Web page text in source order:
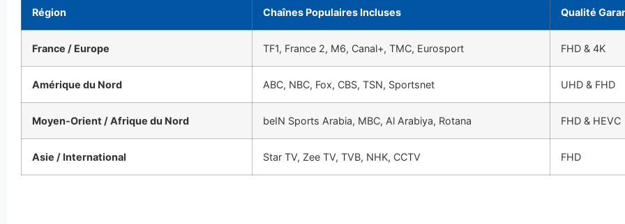
Région Chaînes Populaires Incluses Qualité
France / Europe TF1, France 2, M6, Canal+, TMC, Eurosport FHD & 4K
Amérique du Nord ABC, NBC, Fox, CBS, TSN, Sportsnet UHD & FHD
Moyen-Orient / Afrique du Nord beIN Sports Arabia, MBC, Al Arabiya, Rotana FHD & HEVC
Asie / International Star TV, Zee TV, TVB, NHK, CCTV FHD